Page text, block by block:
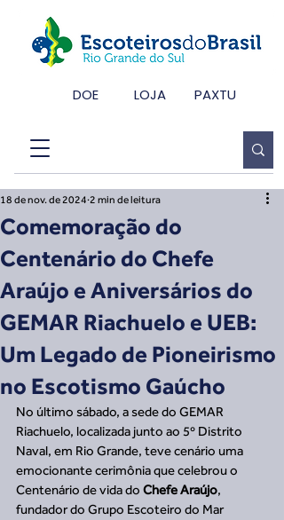
DOE LOJA PAXTU
Comemoração do
Centenário do Chefe
Araújo e Aniversários do
GEMAR Riachuelo e UEB:
Um Legado de Pioneirismo
no Escotismo Gaúcho
18 de nov. de 2024 2 min de leitura
No último sábado, a sede do GEMAR
Riachuelo, localizada junto ao 5º Distrito
Naval, em Rio Grande, teve cenário uma
emocionante cerimônia que celebrou o
Centenário de vida do Chefe Araújo,
fundador do Grupo Escoteiro do Mar